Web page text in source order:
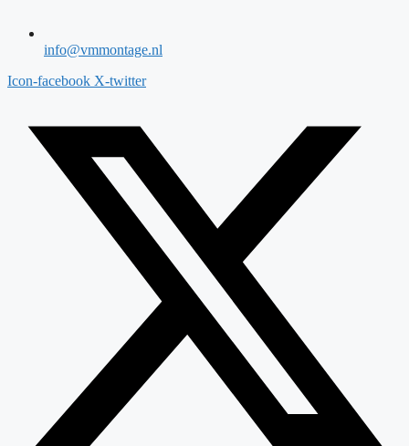
info@vmmontage.nl
Icon-facebook X-twitter